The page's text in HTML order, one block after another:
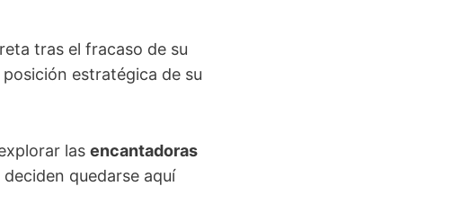
tras el fracaso de su
posición estratégica de su
las encantadoras
quedarse aquí